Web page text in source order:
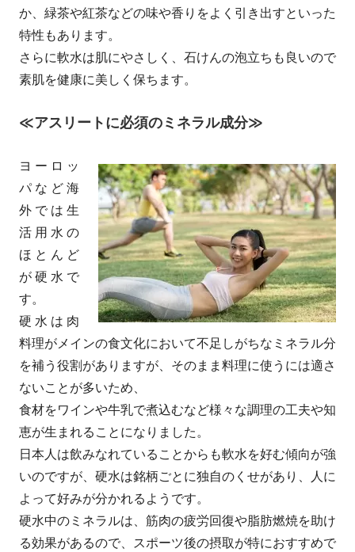
か、緑茶や紅茶などの味や香りをよく引き出すといった
特性もあります。
さらに軟水は肌にやさしく、石けんの泡立ちも良いので
素肌を健康に美しく保ちます。
≪アスリートに必須のミネラル成分≫
ヨーロッ
パなど海
外では生
活用水の
ほとんど
が硬水で
す。
硬水は肉
料理がメインの食文化において不足しがちなミネラル分
を補う役割がありますが、そのまま料理に使うには適さ
ないことが多いため、
食材をワインや牛乳で煮込むなど様々な調理の工夫や知
恵が生まれることになりました。
日本人は飲みなれていることからも軟水を好む傾向が強
いのですが、硬水は銘柄ごとに独自のくせがあり、人に
よって好みが分かれるようです。
硬水中のミネラルは、筋肉の疲労回復や脂肪燃焼を助け
る効果があるので、スポーツ後の摂取が特におすすめで